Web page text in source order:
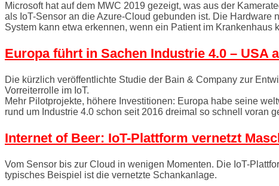
Microsoft hat auf dem MWC 2019 gezeigt, was aus der
als IoT-Sensor an die Azure-Cloud gebunden ist. Die
System kann etwa erkennen, wenn ein Patient im
Europa führt in Sachen Industrie 4.0 – USA
Die kürzlich veröffentlichte Studie der Bain & Company zur
Vorreiterrolle im IoT.
Mehr Pilotprojekte, höhere Investitionen: Europa habe seine
rund um Industrie 4.0 schon seit 2016 dreimal so schnell voran
Internet of Beer: IoT-Plattform vernetzt
Vom Sensor bis zur Cloud in wenigen Momenten. Die IoT-
typisches Beispiel ist die vernetzte Schankanlage.